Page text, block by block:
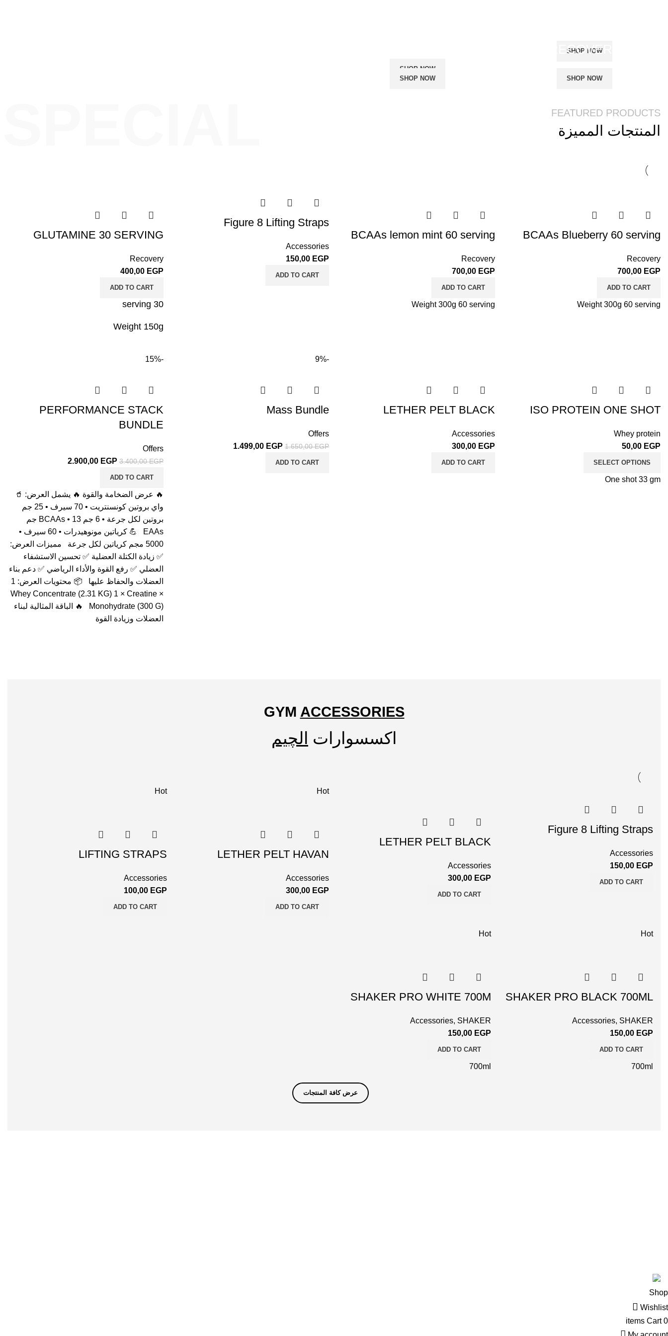
SHOP NOW
SHOP NOW
RECOVERY
SHOP NOW
SHOP NOW
FEATURED PRODUCTS
المنتجات المميزة
BCAAs Blueberry 60 serving
Recovery
700,00 EGP
ADD TO CART
Weight 300g 60 serving
BCAAs lemon mint 60 serving
Recovery
700,00 EGP
ADD TO CART
Weight 300g 60 serving
Figure 8 Lifting Straps
Accessories
150,00 EGP
ADD TO CART
GLUTAMINE 30 SERVING
Recovery
400,00 EGP
ADD TO CART
30 serving
Weight 150g
ISO PROTEIN ONE SHOT
Whey protein
50,00 EGP
SELECT OPTIONS
One shot 33 gm
LETHER PELT BLACK
Accessories
300,00 EGP
ADD TO CART
-9%
Mass Bundle
Offers
1.650,00EGP
1.499,00 EGP
ADD TO CART
-15%
PERFORMANCE STACK
BUNDLE
Offers
3.400,00EGP
2.900,00 EGP
ADD TO CART
🔥 عرض الضخامة والقوة 🔥 يشمل العرض: 🥤
واي بروتين كونسنتريت • 70 سيرف • 25 جم
بروتين لكل جرعة • 6 جم BCAAs • 13 جم
EAAs 💪 كرياتين مونوهيدرات • 60 سيرف •
5000 مجم كرياتين لكل جرعة مميزات العرض:
✅ زيادة الكتلة العضلية ✅ تحسين الاستشفاء
العضلي ✅ رفع القوة والأداء الرياضي ✅ دعم بناء
العضلات والحفاظ عليها 📦 محتويات العرض: 1
× Whey Concentrate (2.31 KG) 1 × Creatine
Monohydrate (300 G) 🔥 الباقة المثالية لبناء
العضلات وزيادة القوة
GYM ACCESSORIES
اكسسوارات الچيم
Figure 8 Lifting Straps
Accessories
150,00 EGP
ADD TO CART
LETHER PELT BLACK
Accessories
300,00 EGP
ADD TO CART
Hot
LETHER PELT HAVAN
Accessories
300,00 EGP
ADD TO CART
Hot
LIFTING STRAPS
Accessories
100,00 EGP
ADD TO CART
Hot
SHAKER PRO BLACK 700ML
Accessories, SHAKER
150,00 EGP
ADD TO CART
700ml
Hot
SHAKER PRO WHITE 700M
Accessories, SHAKER
150,00 EGP
ADD TO CART
700ml
عرض كافة المنتجات
Shop
Wishlist
0
items Cart